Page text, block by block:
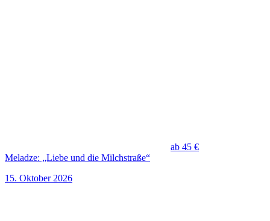
ab 45 €
Meladze: „Liebe und die Milchstraße“
15. Oktober 2026